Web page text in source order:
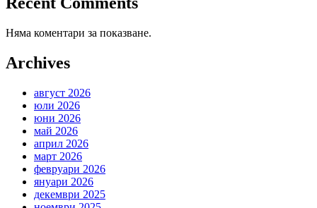
Няма коментари за показване.
Archives
август 2026
юли 2026
юни 2026
май 2026
април 2026
март 2026
февруари 2026
януари 2026
декември 2025